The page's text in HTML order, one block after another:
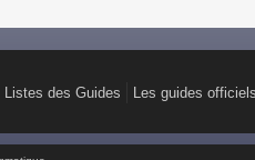
Listes des Guides Les guides